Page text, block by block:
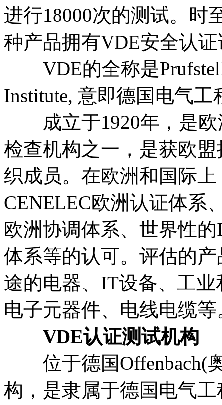
进行18000次的测试。时
种产品拥有VDE安全认
VDE的全称是
Institute, 意即德国电气工
成立于1920年，是欧
检查机构之一，是获欧
织成员。在欧洲和国际
CENELEC欧洲认证体系
欧洲协调体系、世界性
体系等的认可。评估的
途的电器、IT设备、工
电子元器件、电线电缆等
VDE认证测试机构
位于德国Offenbach(
构，是隶属于德国电气工